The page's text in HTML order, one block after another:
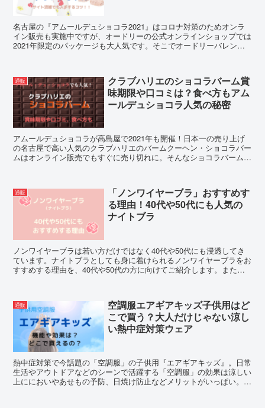
名古屋の『アムールデュショコラ2021』はコロナ対策のためオンラ
イン販売も実施中ですが、オードリーの公式オンラインショップでは
2021年限定のパッケージも大人気です。そこでオードリーバレンタ
通販
クラブハリエのショコラバーム賞
味期限や口コミは？食べ方もアム
ールデュショコラ人気の秘密
アムールデュショコラが高島屋で2021年も開催！日本一の売り上げ
の名古屋で高い人気のクラブハリエのバームクーヘン・ショコラバー
ムはオンライン販売でもすぐに売り切れに。そんなショコラバームの
通販
「ノンワイヤーブラ」おすすめす
る理由！40代や50代にも人気の
ナイトブラ
ノンワイヤーブラは若い方だけではなく40代や50代にも浸透してき
ています。ナイトブラとしても身に着けられるノンワイヤーブラをお
すすめする理由を、40代や50代の方に向けてご紹介します。またお
通販
空調服エアギアキッズ子供用はど
こで買う？大人だけじゃない涼し
い熱中症対策ウェア
熱中症対策で今話題の「空調服」の子供用『エアギアキッズ』。日常
生活やアウトドアなどのシーンで活躍する「空調服」の効果は涼しい
上ににおいやあせもの予防、日焼け防止などメリットがいっぱい。そ